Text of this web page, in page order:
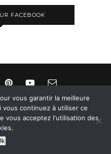
FACEBOOK
Reserved. Designed
SoloPine.com
vous garantir la meilleure
continuez à utiliser ce
vous acceptez l'utilisation des